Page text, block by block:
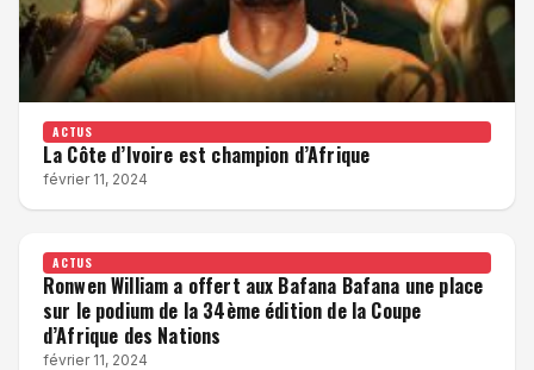
ACTUS
La Côte d’Ivoire est champion d’Afrique
février 11, 2024
ACTUS
Ronwen William a offert aux Bafana Bafana une place
sur le podium de la 34ème édition de la Coupe
d’Afrique des Nations
février 11, 2024